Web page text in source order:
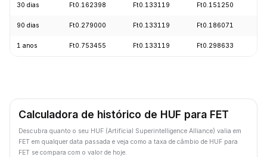
30 dias Ft0.162398 Ft0.133119 Ft0.151250
90 dias Ft0.279000 Ft0.133119 Ft0.186071
1 anos Ft0.753455 Ft0.133119 Ft0.298633
Calculadora de histórico de HUF para FET
Descubra quanto o seu HUF (Artificial Superintelligence Alliance) valia em
FET em qualquer data passada e veja como a taxa de câmbio de HUF para
FET se compara com o valor de hoje.